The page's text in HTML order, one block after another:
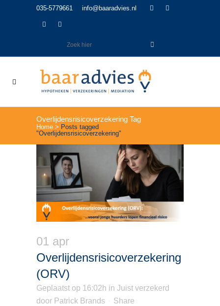
035-5779661 info@baaradvies.nl
Overlijdensrisicoverzekering Tag
Home > Posts tagged
"Overlijdensrisicoverzekering"
01 apr
Overlijdensrisicoverzekering
(ORV)
Geplaatst op 16:02h in Juist verzekerd
door Patrick Brands Share